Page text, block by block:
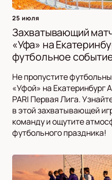
25 июля
Захватывающий
«Уфа» на
футбольное
Не пропустите
«Уфой» на Екатеринбург
PARI Первая Лига.
в этой захватывающей
команду и ощутите
футбольного праздника!